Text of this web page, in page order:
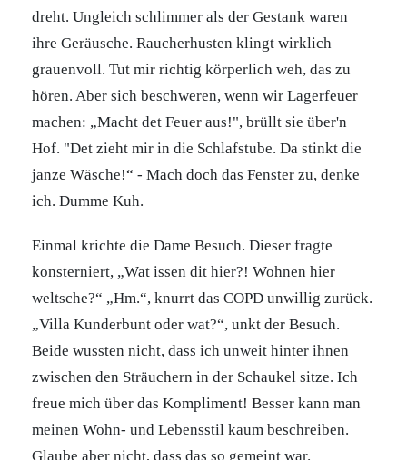
dreht. Ungleich schlimmer als der Gestank waren
ihre Geräusche. Raucherhusten klingt wirklich
grauenvoll. Tut mir richtig körperlich weh, das zu
hören. Aber sich beschweren, wenn wir Lagerfeuer
machen: „Macht det Feuer aus!", brüllt sie über'n
Hof. "Det zieht mir in die Schlafstube. Da stinkt die
janze Wäsche!“ - Mach doch das Fenster zu, denke
ich. Dumme Kuh.
Einmal krichte die Dame Besuch. Dieser fragte
konsterniert, „Wat issen dit hier?! Wohnen hier
weltsche?“ „Hm.“, knurrt das COPD unwillig zurück.
„Villa Kunderbunt oder wat?“, unkt der Besuch.
Beide wussten nicht, dass ich unweit hinter ihnen
zwischen den Sträuchern in der Schaukel sitze. Ich
freue mich über das Kompliment! Besser kann man
meinen Wohn- und Lebensstil kaum beschreiben.
Glaube aber nicht, dass das so gemeint war.